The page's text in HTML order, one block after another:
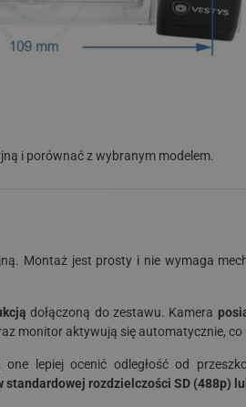
i porównać z wybranym modelem.
Montaż jest prosty i nie wymaga
dołączoną do zestawu. Kamera
monitor aktywują się automatycznie,
lepiej ocenić odległość od
rozdzielczości SD (488p)